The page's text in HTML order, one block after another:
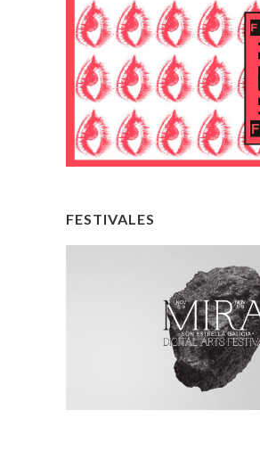
FESTIVALES